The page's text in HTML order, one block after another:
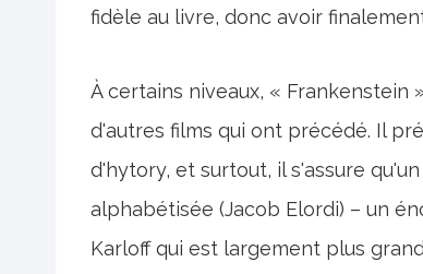
fidèle au livre, donc avoir
À certains niveaux, «
d'autres films qui ont précédé. Il
d'hytory, et surtout, il s'assure
alphabétisée (Jacob Elordi) – un
Karloff qui est largement plus